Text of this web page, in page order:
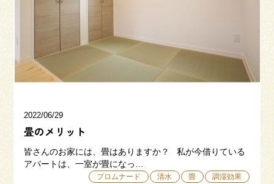
2022/06/29
畳のメリット
皆さんのお家には、畳はありますか？ 私が今借りている
アパートは、一室が畳になっ…
プロムナード 清水 畳 調湿効果